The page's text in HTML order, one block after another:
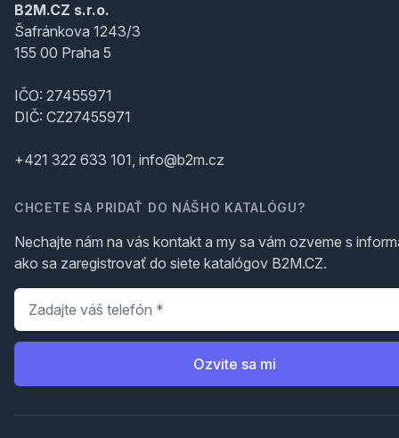
B2M.CZ s.r.o.
Šafránkova 1243/3
155 00 Praha 5
IČO: 27455971
DIČ: CZ27455971
+421 322 633 101, info@b2m.cz
CHCETE SA PRIDAŤ DO NÁŠHO KATALÓGU?
Nechajte nám na vás kontakt a my sa vám ozveme s
ako sa zaregistrovať do siete katalógov B2M.CZ.
Telefón
Ozvite sa mi